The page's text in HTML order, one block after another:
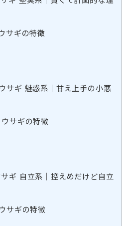
サギの特徴
サギ 魅惑系｜甘え上手の小悪
サギの特徴
ギ 自立系｜控えめだけど自立
サギの特徴